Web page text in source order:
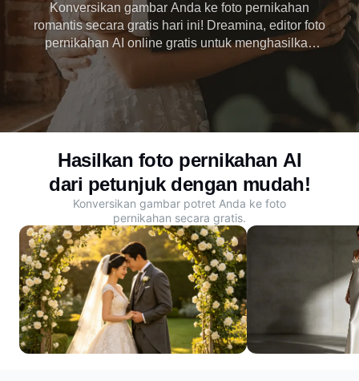
Konversikan gambar Anda ke foto pernikahan
romantis secara gratis hari ini! Dreamina, editor foto
pernikahan AI online gratis untuk menghasilkan
foto pernikahan untuk setiap pengguna saat ini!
Hasilkan foto pernikahan AI
dari petunjuk dengan mudah!
Konversikan gambar potret Anda ke foto
pernikahan secara gratis.